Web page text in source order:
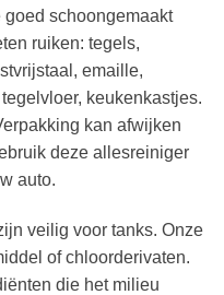
schoongemaakt
ruiken: tegels,
emaille,
keukenkastjes.
kan afwijken
deze allesreiniger
auto.
veilig voor tanks. Onze
of chloorderivaten.
die het milieu